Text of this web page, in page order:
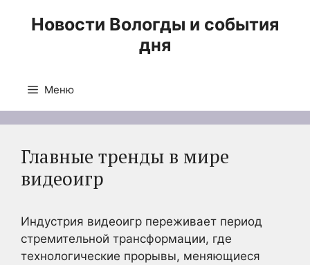
Новости Вологды и события
дня
Меню
Главные тренды в мире
видеоигр
Индустрия видеоигр переживает период
стремительной трансформации, где
технологические прорывы, меняющиеся